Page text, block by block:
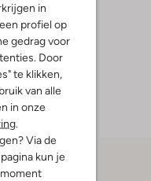
in
profiel op
gedrag voor
Door
te klikken,
van alle
in onze
.
Via de
kun je
5/5